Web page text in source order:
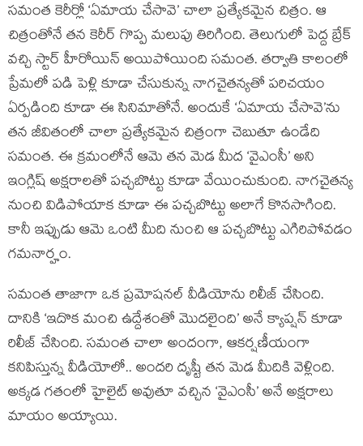
సమంత కెరీర్లో ‘ఏమాయ చేసావె’ చాలా ప్రత్యేకమైన చిత్రం. ఆ
చిత్రంతోనే తన కెరీర్ గొప్ప మలుపు తిరిగింది. తెలుగులో పెద్ద బ్రేక్
వచ్చి స్టార్ హీరోయిన్ అయిపోయింది సమంత. తర్వాతి కాలంలో
ప్రేమలో పడి పెళ్లి కూడా చేసుకున్న నాగచైతన్యతో పరిచయం
ఏర్పడింది కూడా ఈ సినిమాతోనే. అందుకే ‘ఏమాయ చేసావె’ను
తన జీవితంలో చాలా ప్రత్యేకమైన చిత్రంగా చెబుతూ ఉండేది
సమంత. ఈ క్రమంలోనే ఆమె తన మెడ మీద ‘వైఎంసీ’ అని
ఇంగ్లిష్ అక్షరాలతో పచ్చబొట్టు కూడా వేయించుకుంది. నాగచైతన్య
నుంచి విడిపోయాక కూడా ఈ పచ్చబొట్టు అలాగే కొనసాగింది.
కానీ ఇప్పుడు ఆమె ఒంటి మీది నుంచి ఆ పచ్చబొట్టు ఎగిరిపోవడం
గమనార్హం.
సమంత తాజాగా ఒక ప్రమోషనల్ వీడియోను రిలీజ్ చేసింది.
దానికి ‘ఇదొక మంచి ఉద్దేశంతో మొదలైంది’ అనే క్యాప్షన్ కూడా
రిలీజ్ చేసింది. సమంత చాలా అందంగా, ఆకర్షణీయంగా
కనిపిస్తున్న వీడియోలో.. అందరి దృష్టీ తన మెడ మీదికి వెళ్లింది.
అక్కడ గతంలో హైలైట్ అవుతూ వచ్చిన ‘వైఎంసీ’ అనే అక్షరాలు
మాయం అయ్యాయి.